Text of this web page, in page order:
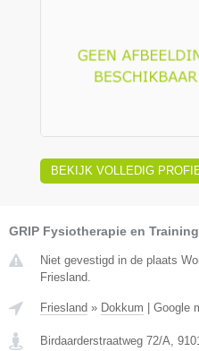
BEKIJK VOLLEDIG
GRIP Fysiotherapie en Training
Niet gevestigd in de plaats
Friesland.
Friesland » Dokkum | Google
Birdaarderstraatweg 72/A